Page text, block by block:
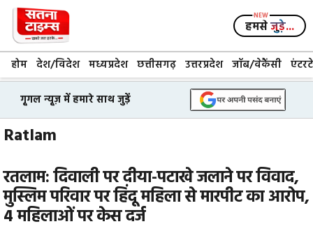
Skip
content
हमसेजुड़े...
होम देश/विदेश मध्यप्रदेश छत्तीसगढ़ उत्तरप्रदेश जॉब/वेकैंसी
गूगल न्यूज़ में हमारे साथ जुड़ें
Ratlam
रतलाम: दिवाली पर दीया-पटाखे जलाने पर विवाद,
मुस्लिम परिवार पर हिंदू महिला से मारपीट का आरोप,
4 महिलाओं पर केस दर्ज